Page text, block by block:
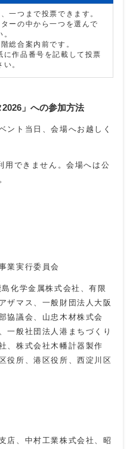
一つまで投票できます。
ーの中から一つを選んで
総合案内前です。
に作品番号を記載して投票
い。
2026」への参加方法
ント当日、会場へお越しく
用できません。会場へは公
業実行委員会
化学金属株式会社、有限
ザマス、一般財団法人大阪
協議会、山忠木材株式会
般社団法人港まちづくり
、株式会社木幡計器製作
役所、港区役所、西淀川区
店、中村工業株式会社、昭